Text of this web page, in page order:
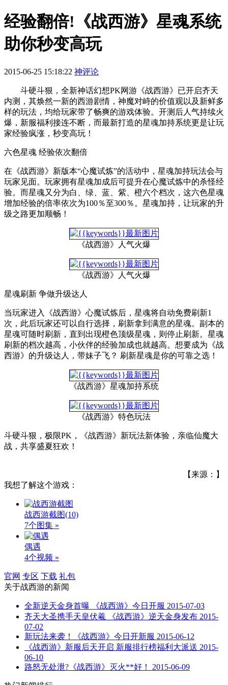
经验翻倍!《战西游》星魂系统
助你秒变高玩
2015-06-25 15:18:22 神评论
斗硬斗狠，全新神话幻想PK网游《战西游》已开启齐天
内测，其焕然一新的西游剧情，神魔对峙的价值观以及新鲜多
样的玩法，均给玩家带了畅爽的游戏体验。开测后人气持续火
爆，新服福利接连不断，而最新打造的星魂加持系统更是让玩
家经验疯涨，秒变高玩！
六色星魂 经验依次翻倍
在《战西游》新版本“心魔试炼”的活动中，星魂加持玩法会与
玩家见面。玩家拥有星魂加成后可提升在心魔试炼中的杀怪经
验。而星魂又分为白、绿、蓝、紫、橙六个档次，这六色星魂
增加经验的倍率依次为100％至300％。星魂加持，让玩家的升
级之路更加顺畅！
《战西游》人气火爆
《战西游》人气火爆
星魂刷新 争做升级达人
当玩家进入《战西游》心魔试炼后，星魂将自动免费刷新1
次，此后玩家还可以自行选择，刷新拿到满意的星魂。副本的
星魂可随时刷新，直到出现橙色顶级星魂，则停止刷新。星魂
刷新的档次越高，小伙伴的经验加成也就越高。想要成为《战
西游》的升级达人，带妹子飞？ 刷新星魂是你的可靠之选！
《战西游》星魂加持系统
《战西游》特色玩法
斗硬斗狠，极限PK，《战西游》新玩法新体验，亲临仙魔大
战，共享盛夏狂欢！
【来源：】
我想了解这个游戏：
战西游截图(10)
7个图集 »
偶遇
4个视频 »
官网 专区 下载 礼包
关于战西游的新闻
全新逆天金身首曝 《战西游》今日开服 2015-07-03
齐天大圣携手天皇伏羲 《战西游》逆天金身发布 2015-
07-02
新玩法来袭！《战西游》今日开新服 2015-06-12
《战西游》新服后天开启 新服排行榜福利大派送 2015-
06-10
路怒无处泄?《战西游》灭火**好！
2015-06-09